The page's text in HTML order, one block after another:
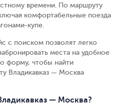
времени. По маршруту
комфортабельные поезда
купе.
с поиском позволят легко
места на удобное
форму, чтобы найти
Владикавказ — Москва
— Москва?